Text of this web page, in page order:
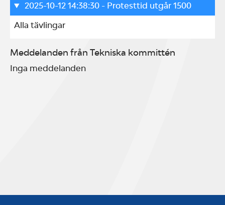
2025-10-12 14:38:30- Protesttid utgår 1500
Alla tävlingar
Meddelanden från Tekniska kommittén
Inga meddelanden